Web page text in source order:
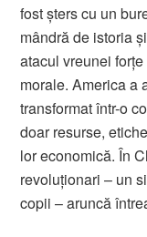
fost șters cu un
mândră de istoria
atacul vreunei
morale. America a
transformat într-o
doar resurse,
lor economică. În
revoluționari – un
copii – aruncă